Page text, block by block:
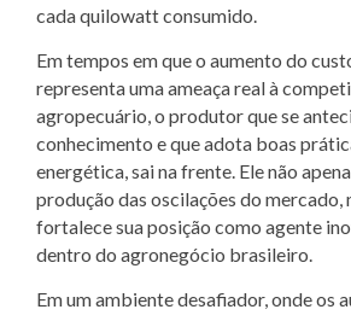
cada quilowatt consumido.
Em tempos em que o aumento do
representa uma ameaça real à
agropecuário, o produtor que se
conhecimento e que adota boas
energética, sai na frente. Ele não
produção das oscilações do mercado,
fortalece sua posição como agente
dentro do agronegócio brasileiro.
Em um ambiente desafiador, onde os